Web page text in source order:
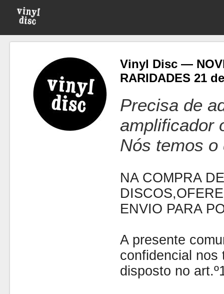
Vinyl Disc —
RARIDADES 21
Precisa de
amplificador
Nós temos o
NA COMPRA
ENVIO PARA
A presente
confidencial nos
disposto no